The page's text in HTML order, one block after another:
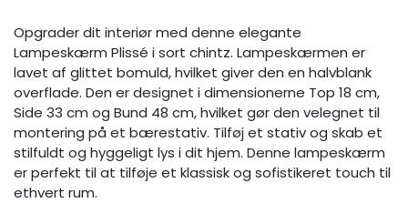
Opgrader dit interiør med denne elegante
Lampeskærm Plissé i sort chintz. Lampeskærmen er
lavet af glittet bomuld, hvilket giver den en halvblank
overflade. Den er designet i dimensionerne Top 18 cm,
Side 33 cm og Bund 48 cm, hvilket gør den velegnet til
montering på et bærestativ. Tilføj et stativ og skab et
stilfuldt og hyggeligt lys i dit hjem. Denne lampeskærm
er perfekt til at tilføje et klassisk og sofistikeret touch til
ethvert rum.